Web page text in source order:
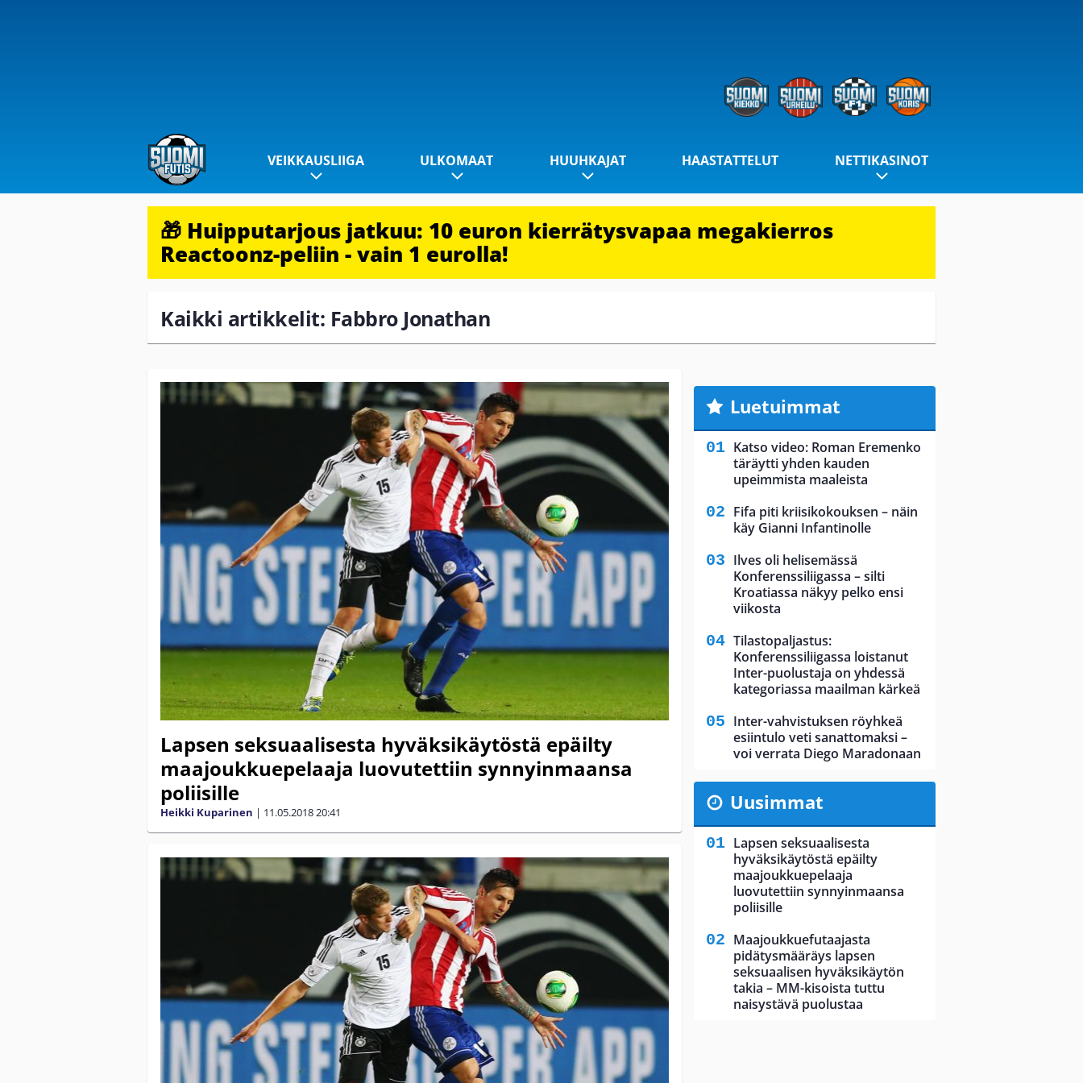
VEIKKAUSLIIGA ULKOMAAT HUUHKAJAT HAASTATTELUT NETTIKASINOT
🎁 Huipputarjous jatkuu: 10 euron kierrätysvapaa megakierros
Reactoonz-peliin - vain 1 eurolla!
Kaikki artikkelit: Fabbro Jonathan
Lapsen seksuaalisesta hyväksikäytöstä epäilty
maajoukkuepelaaja luovutettiin synnyinmaansa
poliisille
Heikki Kuparinen | 11.05.201820:41
Luetuimmat
Katso video: Roman Eremenko
täräytti yhden kauden
upeimmista maaleista
Fifa piti kriisikokouksen – näin
käy Gianni Infantinolle
Ilves oli helisemässä
Konferenssiliigassa – silti
Kroatiassa näkyy pelko ensi
viikosta
Tilastopaljastus:
Konferenssiliigassa loistanut
Inter-puolustaja on yhdessä
kategoriassa maailman kärkeä
Inter-vahvistuksen röyhkeä
esiintulo veti sanattomaksi –
voi verrata Diego Maradonaan
Uusimmat
Lapsen seksuaalisesta
hyväksikäytöstä epäilty
maajoukkuepelaaja
luovutettiin synnyinmaansa
poliisille
Maajoukkuefutaajasta
pidätysmääräys lapsen
seksuaalisen hyväksikäytön
takia – MM-kisoista tuttu
naisystävä puolustaa